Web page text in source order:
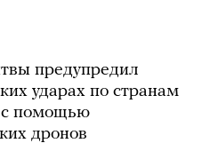
предупредил
ударах по странам
с помощью
дронов